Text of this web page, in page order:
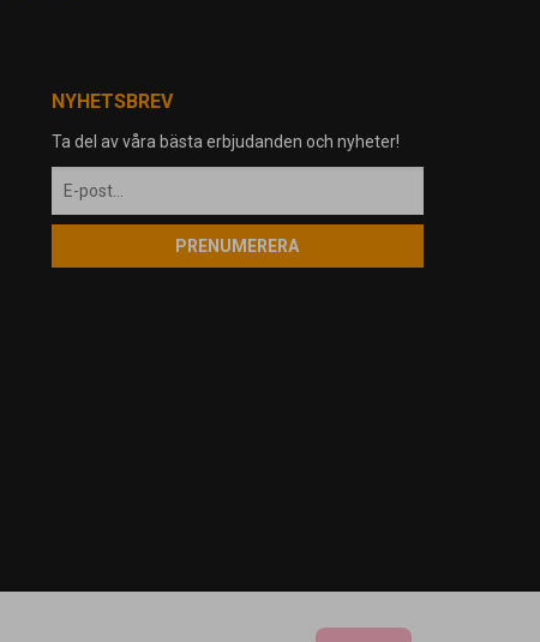
NYHETSBREV
Ta del av våra bästa erbjudanden och nyheter!
PRENUMERERA